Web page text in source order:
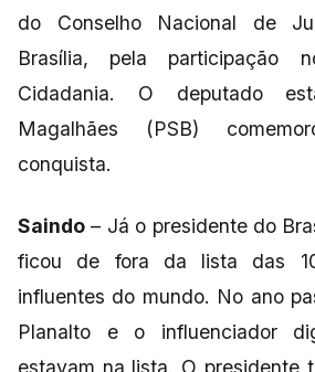
do Conselho Nacional de
Brasília, pela participação
Cidadania. O deputado
Magalhães (PSB)
conquista.
Saindo – Já o presidente do
ficou de fora da lista das
influentes do mundo. No ano
Planalto e o influenciador
estavam na lista. O presidente